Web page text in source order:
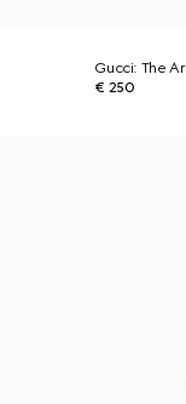
Gucci: The
€ 250